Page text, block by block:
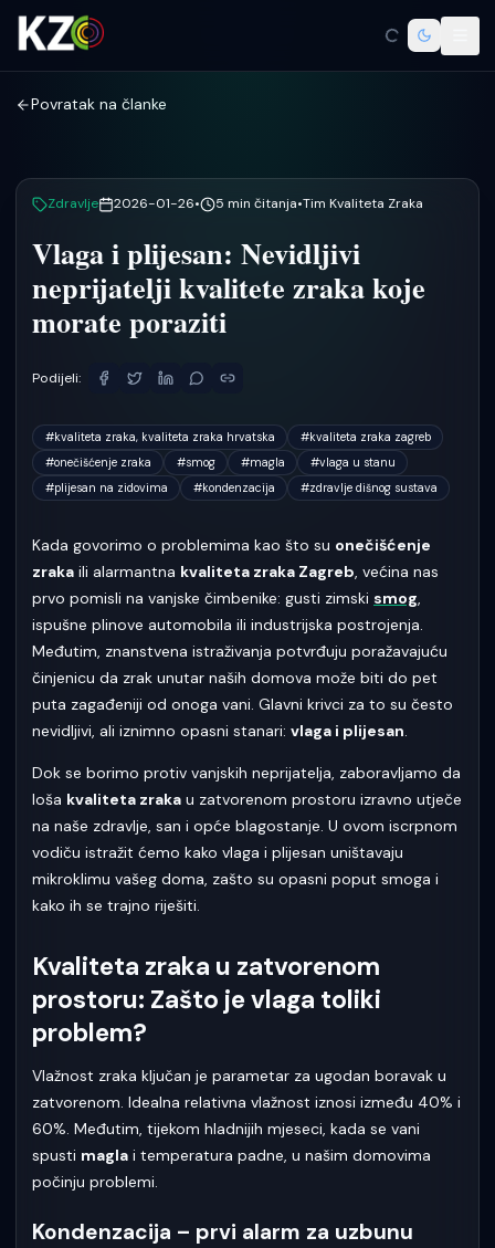
Povratak na članke
Zdravlje 2026-01-26• 5 min čitanja•Tim Kvaliteta Zraka
Vlaga i plijesan: Nevidljivi
neprijatelji kvalitete zraka koje
morate poraziti
Podijeli:
#kvaliteta zraka, kvaliteta zraka hrvatska #kvaliteta zraka zagreb
#onečišćenje zraka #smog #magla #vlaga u stanu
#plijesan na zidovima #kondenzacija #zdravlje dišnog sustava
Kada govorimo o problemima kao što su onečišćenje
zraka ili alarmantna kvaliteta zraka Zagreb, većina nas
prvo pomisli na vanjske čimbenike: gusti zimski smog,
ispušne plinove automobila ili industrijska postrojenja.
Međutim, znanstvena istraživanja potvrđuju poražavajuću
činjenicu da zrak unutar naših domova može biti do pet
puta zagađeniji od onoga vani. Glavni krivci za to su često
nevidljivi, ali iznimno opasni stanari: vlaga i plijesan.
Dok se borimo protiv vanjskih neprijatelja, zaboravljamo da
loša kvaliteta zraka u zatvorenom prostoru izravno utječe
na naše zdravlje, san i opće blagostanje. U ovom iscrpnom
vodiču istražit ćemo kako vlaga i plijesan uništavaju
mikroklimu vašeg doma, zašto su opasni poput smoga i
kako ih se trajno riješiti.
Kvaliteta zraka u zatvorenom
prostoru: Zašto je vlaga toliki
problem?
Vlažnost zraka ključan je parametar za ugodan boravak u
zatvorenom. Idealna relativna vlažnost iznosi između 40% i
60%. Međutim, tijekom hladnijih mjeseci, kada se vani
spusti magla i temperatura padne, u našim domovima
počinju problemi.
Kondenzacija – prvi alarm za uzbunu